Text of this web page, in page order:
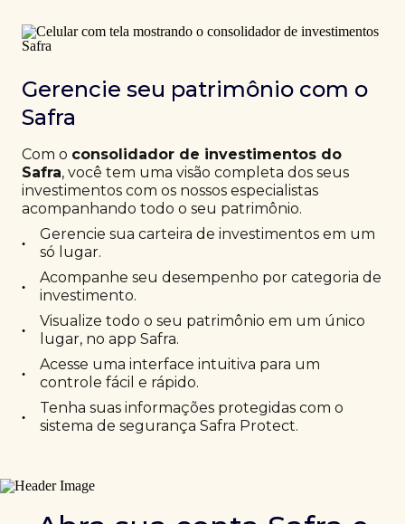
Gerencie seu patrimônio com o
Safra
Com o consolidador de investimentos do
Safra, você tem uma visão completa dos seus
investimentos com os nossos especialistas
acompanhando todo o seu patrimônio.
•
Gerencie sua carteira de investimentos em um
só lugar.
•
Acompanhe seu desempenho por categoria de
investimento.
•
Visualize todo o seu patrimônio em um único
lugar, no app Safra.
•
Acesse uma interface intuitiva para um
controle fácil e rápido.
•
Tenha suas informações protegidas com o
sistema de segurança Safra Protect.